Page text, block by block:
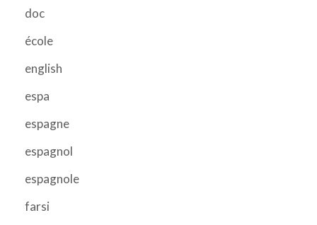
doc
école
english
espa
espagne
espagnol
espagnole
farsi